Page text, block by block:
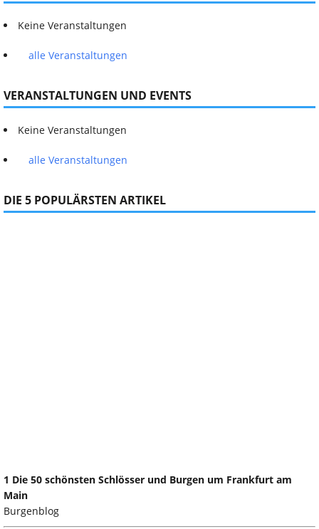
Keine Veranstaltungen
alle Veranstaltungen
VERANSTALTUNGEN UND EVENTS
Keine Veranstaltungen
alle Veranstaltungen
DIE 5 POPULÄRSTEN ARTIKEL
1 Die 50 schönsten Schlösser und Burgen um Frankfurt am
Main
Burgenblog